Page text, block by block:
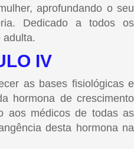
aprofundando o seu
Dedicado a todos os
adulta.
IV
as bases fisiológicas e
hormona de crescimento
aos médicos de todas as
desta hormona na